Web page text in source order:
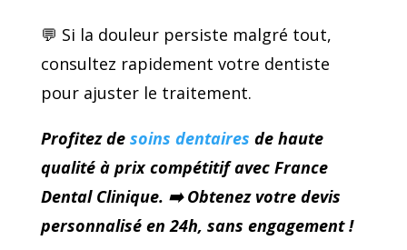
💬 Si la douleur persiste malgré tout,
consultez rapidement votre dentiste
pour ajuster le traitement.
Profitez de soins dentaires de haute
qualité à prix compétitif avec France
Dental Clinique. ➡️ Obtenez votre devis
personnalisé en 24h, sans engagement !